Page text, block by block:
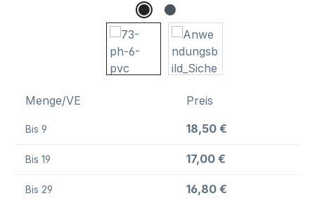
Menge/VE Preis
Bis 9 18,50 €
Bis 19 17,00 €
Bis 29 16,80 €